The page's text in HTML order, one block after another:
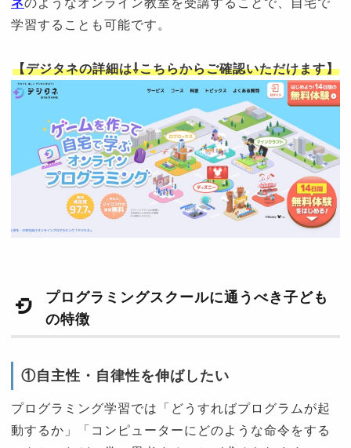
ネのようなオンライン教室を受講することで、自宅で
学習することも可能です。
【デジタネの詳細は⇩こちらからご確認いただけます】
プログラミングスクールに通うべき子ども
の特徴
①自主性・自律性を伸ばしたい
プログラミング学習では「どうすればプログラムが起
動するか」「コンピューターにどのような命令をする